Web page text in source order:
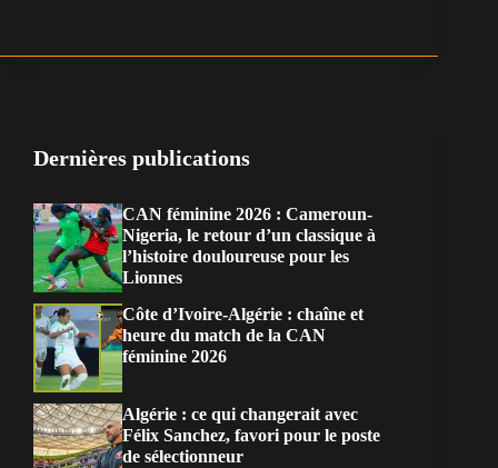
Dernières publications
CAN féminine 2026 : Cameroun-
Nigeria, le retour d’un classique à
l’histoire douloureuse pour les
Lionnes
Côte d’Ivoire-Algérie : chaîne et
heure du match de la CAN
féminine 2026
Algérie : ce qui changerait avec
Félix Sanchez, favori pour le poste
de sélectionneur